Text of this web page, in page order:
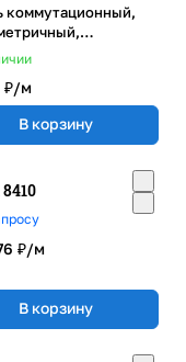
коммутационный,
2х1х0,08 мм2,
PVC
₽/м
В корзину
₽/м
В корзину